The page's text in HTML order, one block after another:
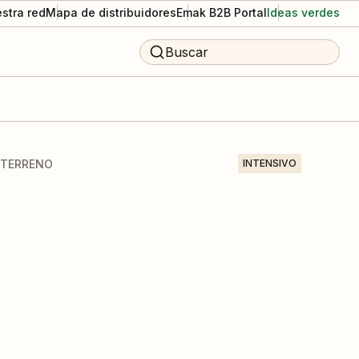
redMapa de distribuidoresEmak B2B PortalIdeas verdes
Buscar
INTENSIVO